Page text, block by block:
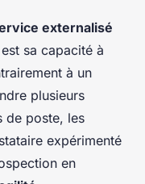
externalisé
est sa capacité à
à un
plusieurs
de poste, les
expérimenté
en